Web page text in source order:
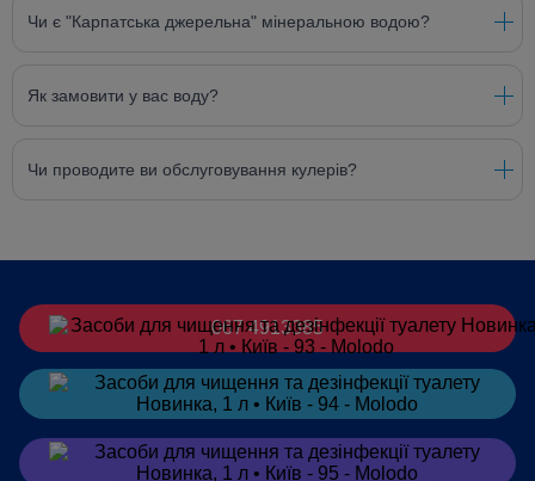
Чи є "Карпатська джерельна" мінеральною водою?
Як замовити у вас воду?
Чи проводите ви обслуговування кулерів?
067 4913385
Замовитив Telegram
Замовити в Viber